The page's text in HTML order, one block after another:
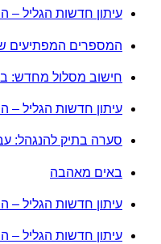
עיתון חדשות הגליל –
המספרים המפתיעים של קריית שמונה:
חישוב מסלול מחדש:
עיתון חדשות הגליל –
סערה בתיק להנגהל:
באים מאהבה
עיתון חדשות הגליל –
עיתון חדשות הגליל –